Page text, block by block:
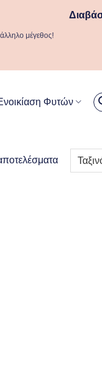
μέγεθος!
Φυτών
Sorted